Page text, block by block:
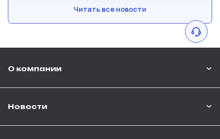
гибридную модель...Читать все новости
О компании
Новости